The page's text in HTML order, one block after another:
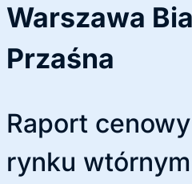
Warszawa
Przaśna
Raport
rynku